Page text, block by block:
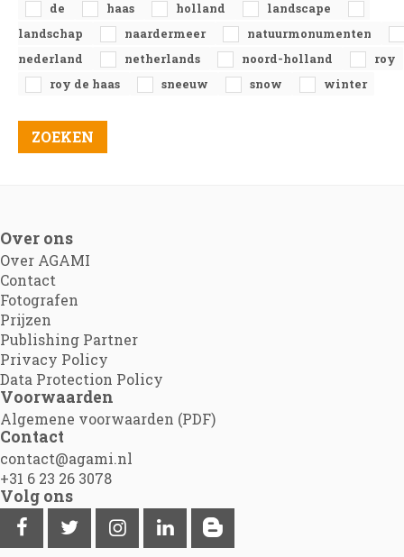
de haas holland
landscape
landschap
naardermeer
natuurmonumenten
nederland
netherlands noord-holland
roy
roy de haas
sneeuw snow winter
Over ons
Over AGAMI
Contact
Fotografen
Prijzen
Publishing Partner
Privacy Policy
Data Protection Policy
Voorwaarden
Algemene voorwaarden (PDF)
Contact
contact@agami.nl
+31 6 23 26 3078
Volg ons